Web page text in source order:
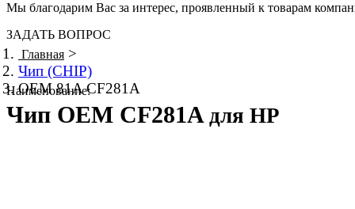
Мы благодарим Вас за интерес, проявленный к товарам
ЗАДАТЬ ВОПРОС
Главная >
Чип (CHIP)
OEM 81A CF281A
Наименование:
Чип OEM CF281A для HP